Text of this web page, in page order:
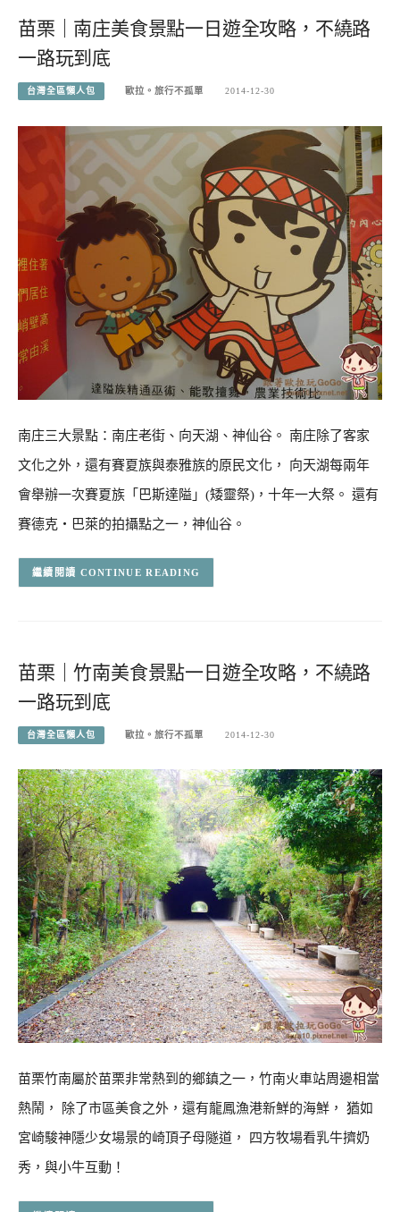
苗栗｜南庄美食景點一日遊全攻略，不繞路
一路玩到底
台灣全區懶人包 歐拉。旅行不孤單 2014-12-30
南庄三大景點：南庄老街、向天湖、神仙谷。 南庄除了客家
文化之外，還有賽夏族與泰雅族的原民文化， 向天湖每兩年
會舉辦一次賽夏族「巴斯達隘」(矮靈祭)，十年一大祭。 還有
賽德克‧巴萊的拍攝點之一，神仙谷。
CONTINUE READING
苗栗｜竹南美食景點一日遊全攻略，不繞路
一路玩到底
台灣全區懶人包 歐拉。旅行不孤單 2014-12-30
苗栗竹南屬於苗栗非常熱到的鄉鎮之一，竹南火車站周邊相當
熱鬧， 除了市區美食之外，還有龍鳳漁港新鮮的海鮮， 猶如
宮崎駿神隱少女場景的崎頂子母隧道， 四方牧場看乳牛擠奶
秀，與小牛互動！